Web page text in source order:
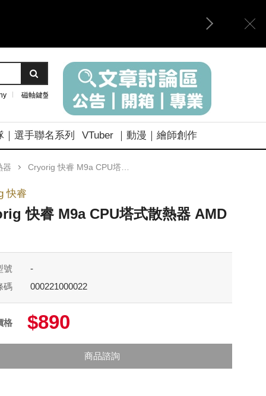
磁軸鍵盤
｜選手聯名系列 VTuber ｜動漫｜繪師創作
器 Cryorig 快睿 M9a CPU塔式散熱器 AMD用
快睿
快睿 M9a CPU塔式散熱器 AMD
號
-
碼
000221000022
格 $890
商品諮詢